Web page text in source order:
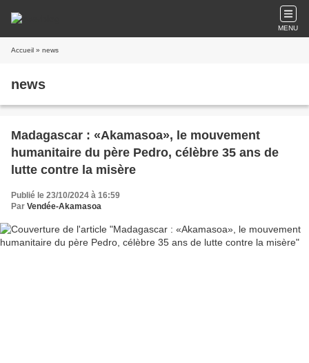
MENU
Accueil » news
news
Madagascar : «Akamasoa», le mouvement
humanitaire du père Pedro, célèbre 35 ans de
lutte contre la misère
Publié le 23/10/2024 à 16:59
Par Vendée-Akamasoa